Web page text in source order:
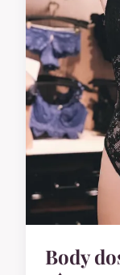
Body